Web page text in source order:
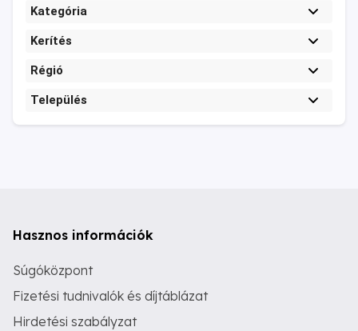
Kategória
Kerítés
Régió
Település
Hasznos információk
Súgóközpont
Fizetési tudnivalók és díjtáblázat
Hirdetési szabályzat